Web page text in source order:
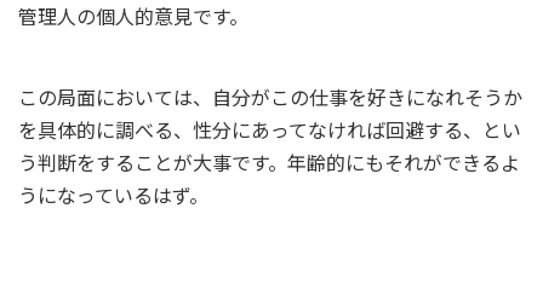
管理人の個人的意見です。
この局面においては、自分がこの仕事を好きになれそうか
を具体的に調べる、性分にあってなければ回避する、とい
う判断をすることが大事です。年齢的にもそれができるよ
うになっているはず。